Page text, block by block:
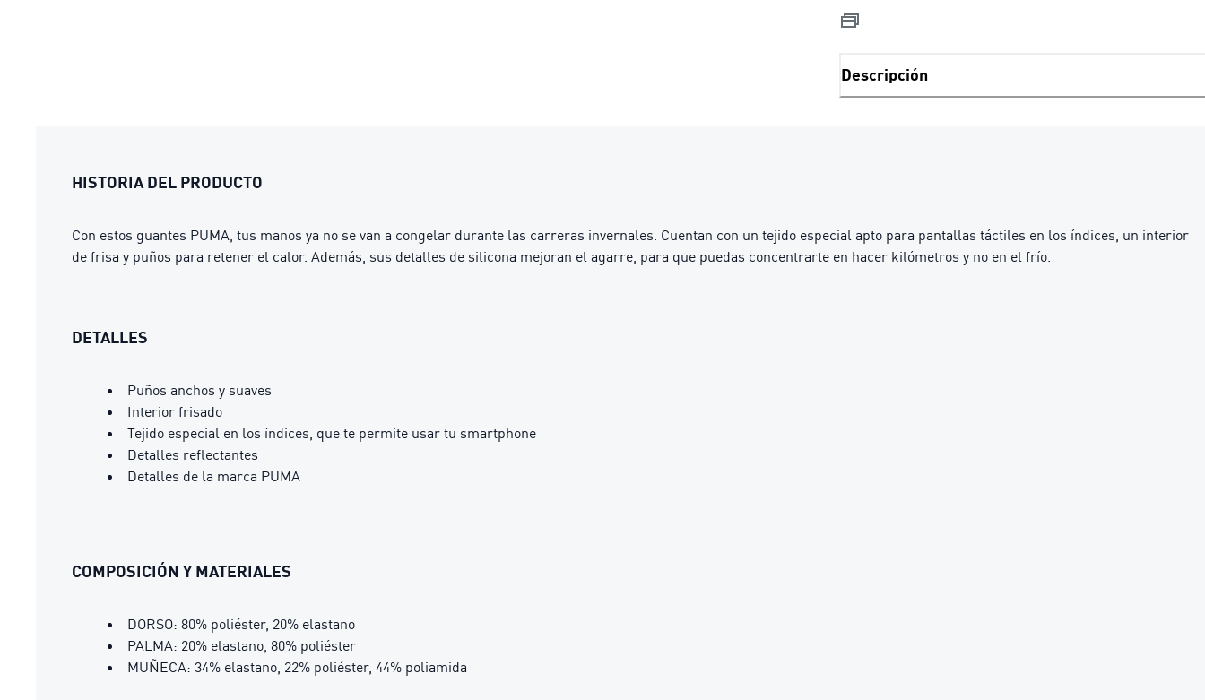
Descripción
HISTORIA DEL PRODUCTO
Con estos guantes PUMA, tus manos ya no se van a congelar durante las carreras invernales. Cuentan con un tejido especial apto para pantallas táctiles en los índices, un interior
de frisa y puños para retener el calor. Además, sus detalles de silicona mejoran el agarre, para que puedas concentrarte en hacer kilómetros y no en el frío.
DETALLES
Puños anchos y suaves
Interior frisado
Tejido especial en los índices, que te permite usar tu smartphone
Detalles reflectantes
Detalles de la marca PUMA
COMPOSICIÓN Y MATERIALES
DORSO: 80% poliéster, 20% elastano
PALMA: 20% elastano, 80% poliéster
MUÑECA: 34% elastano, 22% poliéster, 44% poliamida